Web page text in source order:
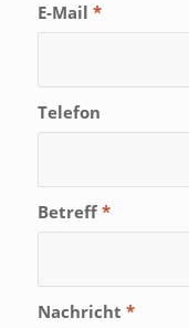
E-Mail *
Telefon
Betreff *
Nachricht *